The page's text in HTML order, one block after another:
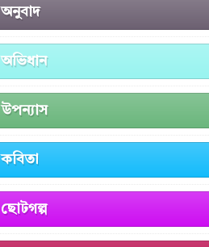
অনুবাদ
অভিধান
উপন্যাস
কবিতা
ছোটগল্প